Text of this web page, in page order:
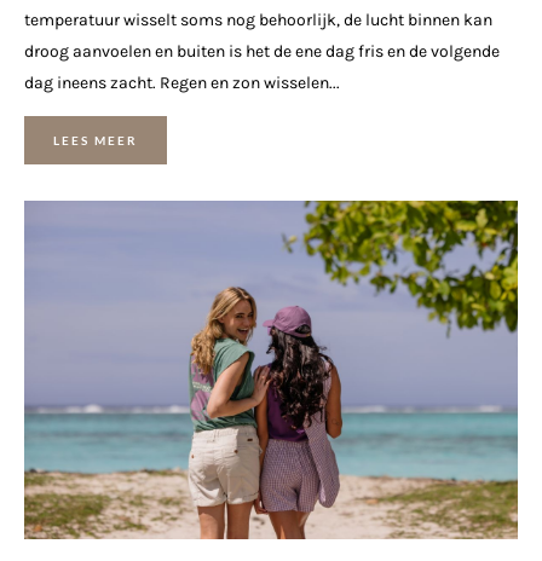
temperatuur wisselt soms nog behoorlijk, de lucht binnen kan
droog aanvoelen en buiten is het de ene dag fris en de volgende
dag ineens zacht. Regen en zon wisselen...
LEES MEER